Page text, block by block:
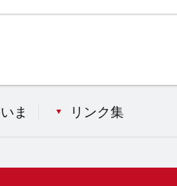
ま リンク集